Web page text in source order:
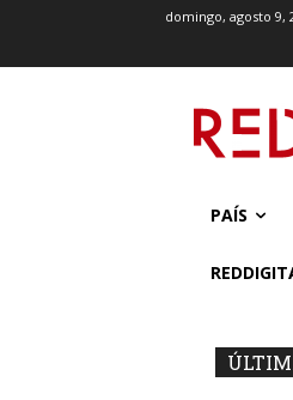
domingo, agosto 9,
PAÍS